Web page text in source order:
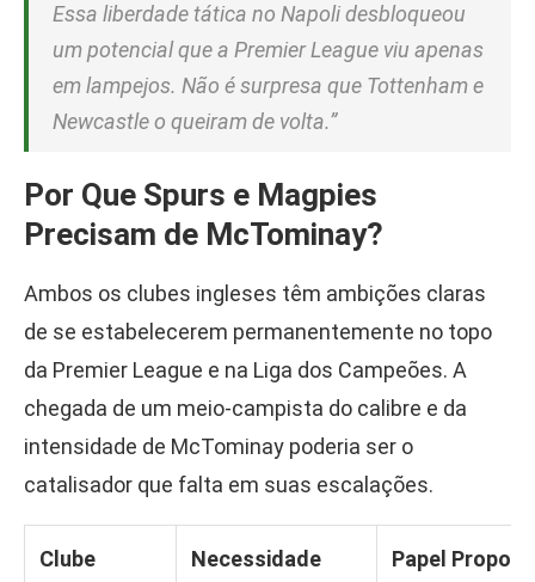
Essa liberdade tática no Napoli desbloqueou
um potencial que a Premier League viu apenas
em lampejos. Não é surpresa que Tottenham e
Newcastle o queiram de volta.”
Por Que Spurs e Magpies
Precisam de McTominay?
Ambos os clubes ingleses têm ambições claras
de se estabelecerem permanentemente no topo
da Premier League e na Liga dos Campeões. A
chegada de um meio-campista do calibre e da
intensidade de McTominay poderia ser o
catalisador que falta em suas escalações.
Clube
Necessidade
Papel